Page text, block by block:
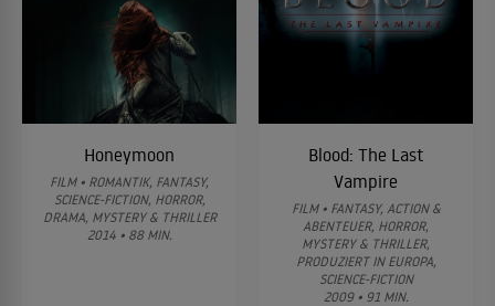
Honeymoon
FILM • ROMANTIK, FANTASY,
SCIENCE-FICTION, HORROR,
DRAMA, MYSTERY & THRILLER
2014 • 88 MIN.
Blood: The Last
Vampire
FILM • FANTASY, ACTION &
ABENTEUER, HORROR,
MYSTERY & THRILLER,
PRODUZIERT IN EUROPA,
SCIENCE-FICTION
2009 • 91 MIN.